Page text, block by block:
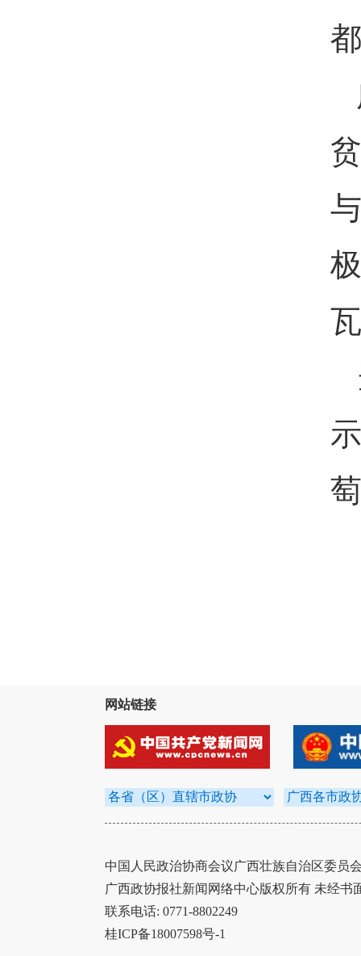
网站链接
中国人民政治协商会议广西壮族自治区委员
广西政协报社新闻网络中心版权所有 未经书
联系电话: 0771-8802249
桂ICP备18007598号-1